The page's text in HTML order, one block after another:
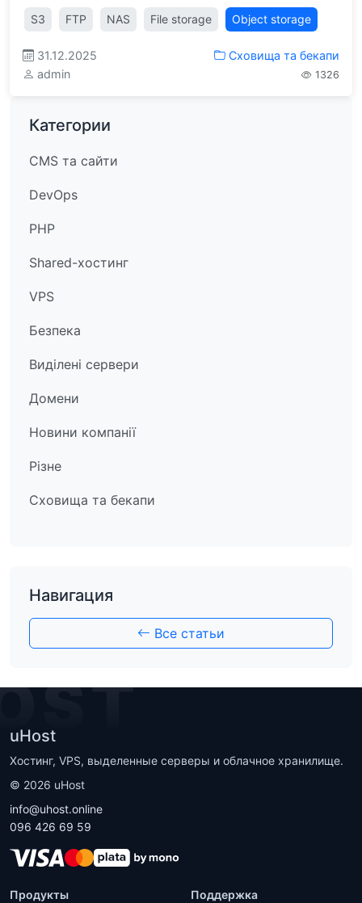
S3 FTP NAS File storage Object storage
31.12.2025
admin
Сховища та бекапи
1326
Категории
CMS та сайти
DevOps
PHP
Shared-хостинг
VPS
Безпека
Виділені сервери
Домени
Новини компанії
Різне
Сховища та бекапи
Навигация
Все статьи
uHost
Хостинг, VPS, выделенные серверы и облачное хранилище.
© 2026 uHost
info@uhost.online
096 426 69 59
Продукты Поддержка